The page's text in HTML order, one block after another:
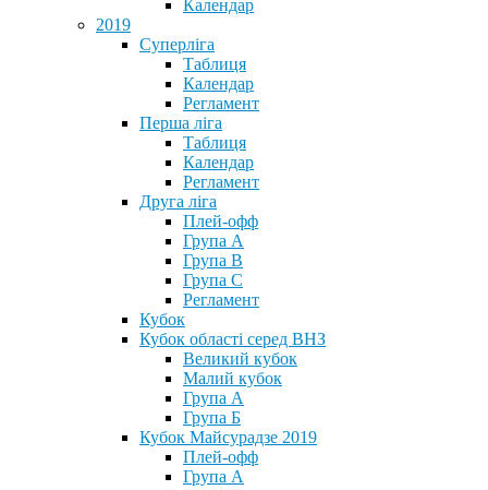
Календар
2019
Суперліга
Таблиця
Календар
Регламент
Перша ліга
Таблиця
Календар
Регламент
Друга ліга
Плей-офф
Група А
Група В
Група С
Регламент
Кубок
Кубок області серед ВНЗ
Великий кубок
Малий кубок
Група А
Група Б
Кубок Майсурадзе 2019
Плей-офф
Група А